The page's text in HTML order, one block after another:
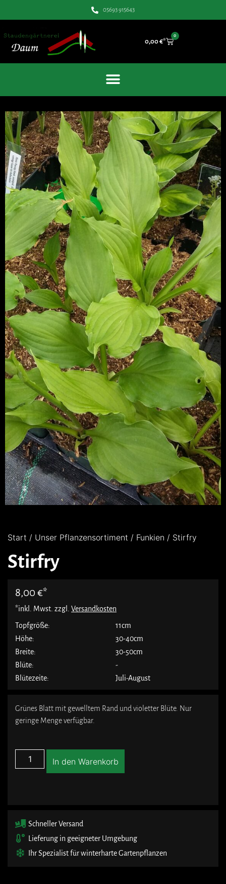
05693 915643
0,00€
0
Start / Unser Pflanzensortiment / Funkien / Stirfry
Stirfry
8,00 €
*inkl. Mwst. zzgl. Versandkosten
Topfgröße:
11cm
Höhe:
30-40cm
Breite:
30-50cm
Blüte:
-
Blütezeite:
Juli-August
Grünes Blatt mit gewelltem Rand und violetter Blüte. Nur
geringe Menge verfügbar.
In den Warenkorb
Schneller Versand
Lieferung in geeigneter Umgebung
Ihr Spezialist für winterharte Gartenpflanzen